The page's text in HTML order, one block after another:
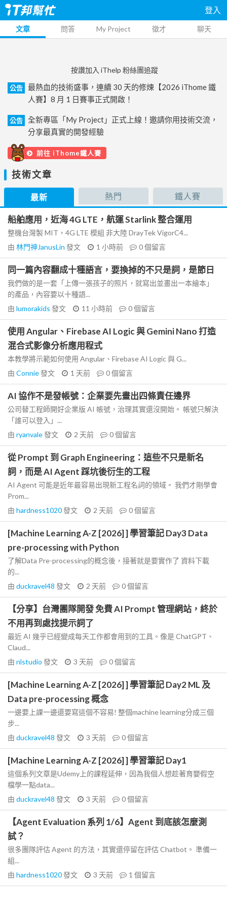
登入
文章 問答 My Project 徵才 聊天
按讚加入 iThelp 粉絲團追蹤
公告
最熱血的技術盛事，連續 30 天的修煉【2026 iThome 鐵
人賽】8 月 1 日賽事正式開啟！
公告
全新專區「My Project」正式上線！邀請你用技術交流，
分享最真實的開發經驗
前往 iThome鐵人賽
技術文章
最新 熱門 鐵人賽
船舶應用，近海 4G LTE，航運 Starlink 整合運用
整機台灣製 MIT，4G LTE 模組 非大陸 DrayTek VigorC4...
由 林門神JanusLin 發文 1 小時前 0個留言
同一篇內容翻成十種語言，要換掉的不只是詞，是節日
我們做的是一套「上傳一張孩子的照片，就寫出並畫出一本繪本」
的產品，內容要以十種語...
由 lumorakids 發文 11 小時前 0個留言
使用 Angular、Firebase AI Logic 與 Gemini Nano 打造
混合式影像分析應用程式
本教學將示範如何使用 Angular、Firebase AI Logic 與 G...
由 Connie發文 1 天前 0個留言
AI 協作不是發帳號：企業要先畫出四條責任邊界
公司替工程師開好企業版 AI 帳號，治理其實還沒開始。 帳號只解決
「誰可以登入」...
由 ryanvale發文 2 天前 0個留言
從 Prompt 到 Graph Engineering：這些不只是新名
詞，而是 AI Agent 踩坑後衍生的工程
AI Agent 可能是近年最容易出現新工程名詞的領域。 我們才剛學會
Prom...
由 hardness1020發文 2 天前 0個留言
[Machine Learning A-Z [2026] ] 學習筆記 Day3 Data
pre-processing with Python
了解Data Pre-processing的概念後，接著就是要實作了 資料下載
的...
由 duckravel48 發文 2 天前 0個留言
【分享】台灣團隊開發 免費 AI Prompt 管理網站，終於
不用再到處找提示詞了
最近 AI 幾乎已經變成每天工作都會用到的工具。像是 ChatGPT、
Claud...
由 nlstudio 發文 3 天前 0個留言
[Machine Learning A-Z [2026] ] 學習筆記 Day2 ML 及
Data pre-processing 概念
一邊要上課一邊還要寫這個不容易! 整個machine learning分成三個
步...
由 duckravel48 發文 3 天前 0個留言
[Machine Learning A-Z [2026] ] 學習筆記 Day1
這個系列文章是Udemy上的課程延伸，因為我個人想趁著育嬰假空
檔學一點data...
由 duckravel48 發文 3 天前 0個留言
【Agent Evaluation 系列 1/6】Agent 到底該怎麼測
試？
很多團隊評估 Agent 的方法，其實還停留在評估 Chatbot。 準備一
組...
由 hardness1020發文 3 天前 1 個留言